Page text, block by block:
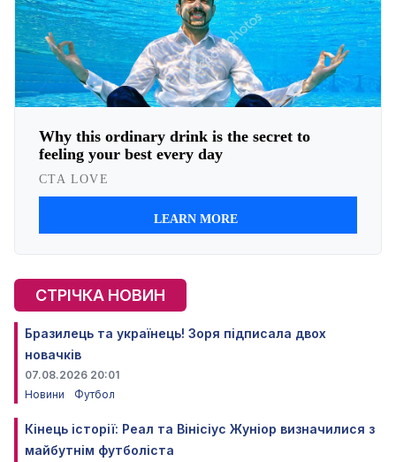
СТРІЧКА НОВИН
Бразилець та українець! Зоря підписала двох
новачків
07.08.2026 20:01
Новини
Футбол
Кінець історії: Реал та Вінісіус Жуніор визначилися з
майбутнім футболіста